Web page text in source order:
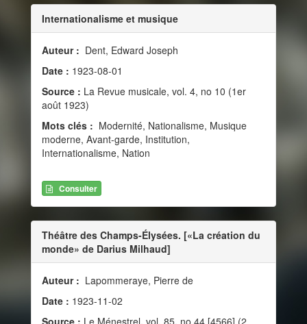
Internationalisme et musique
Auteur : Dent, Edward Joseph
Date : 1923-08-01
Source : La Revue musicale, vol. 4, no 10 (1er
août 1923)
Mots clés : Modernité, Nationalisme, Musique
moderne, Avant-garde, Institution,
Internationalisme, Nation
Consulter
Théâtre des Champs-Élysées. [«La création du
monde» de Darius Milhaud]
Auteur : Lapommeraye, Pierre de
Date : 1923-11-02
Source : Le Ménestrel, vol. 85, no 44 [4566] (2